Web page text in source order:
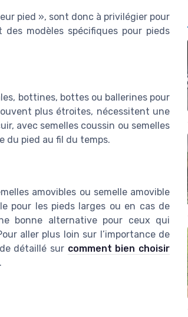
pied », sont donc à privilégier pour
modèles spécifiques pour pieds
bottines, bottes ou ballerines pour
plus étroites, nécessitent une
avec semelles coussin ou semelles
du pied au fil du temps.
amovibles ou semelle amovible
pour les pieds larges ou en cas de
bonne alternative pour ceux qui
aller plus loin sur l’importance de
détaillé sur comment bien choisir
.